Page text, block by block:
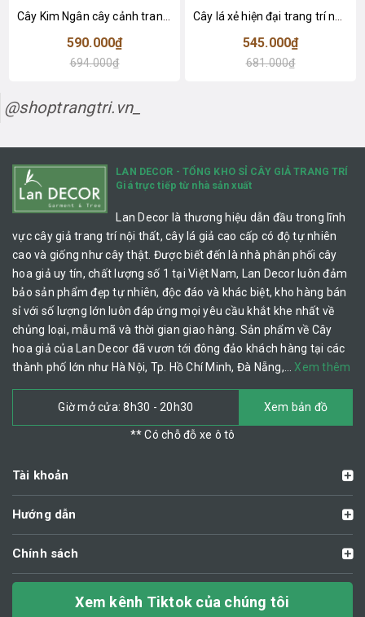
590.000₫
694.000₫
545.000₫
681.000₫
@shoptrangtri.vn_
LAN DECOR - TỔNG KHO SỈ CÂY GIẢ TRANG TRÍ
Giá trực tiếp từ nhà sản xuất
Lan Decor là thương hiệu dẫn đầu trong lĩnh
vực cây giả trang trí nội thất, cây lá giả cao cấp có độ tự nhiên
cao và giống như cây thật. Được biết đến là nhà phân phối cây
hoa giả uy tín, chất lượng số 1 tại Việt Nam, Lan Decor luôn đảm
bảo sản phẩm đẹp tự nhiên, độc đáo và khác biệt, kho hàng bán
sỉ với số lượng lớn luôn đáp ứng mọi yêu cầu khắt khe nhất về
chủng loại, mẫu mã và thời gian giao hàng. Sản phẩm về Cây
hoa giả của Lan Decor đã vươn tới đông đảo khách hàng tại các
thành phố lớn như Hà Nội, Tp. Hồ Chí Minh, Đà Nẵng,…Xem thêm
Giờ mở cửa: 8h30 - 20h30 Xem bản đồ
** Có chỗ đỗ xe ô tô
Tài khoản
Hướng dẫn
Chính sách
Xem kênh Tiktok của chúng tôi